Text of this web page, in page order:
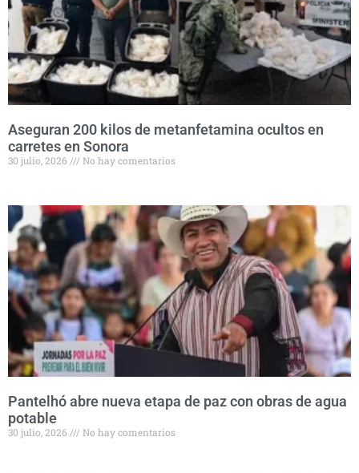
Aseguran 200 kilos de metanfetamina ocultos en
carretes en Sonora
30 julio, 2026 No hay comentarios
Pantelhó abre nueva etapa de paz con obras de agua
potable
30 julio, 2026 No hay comentarios